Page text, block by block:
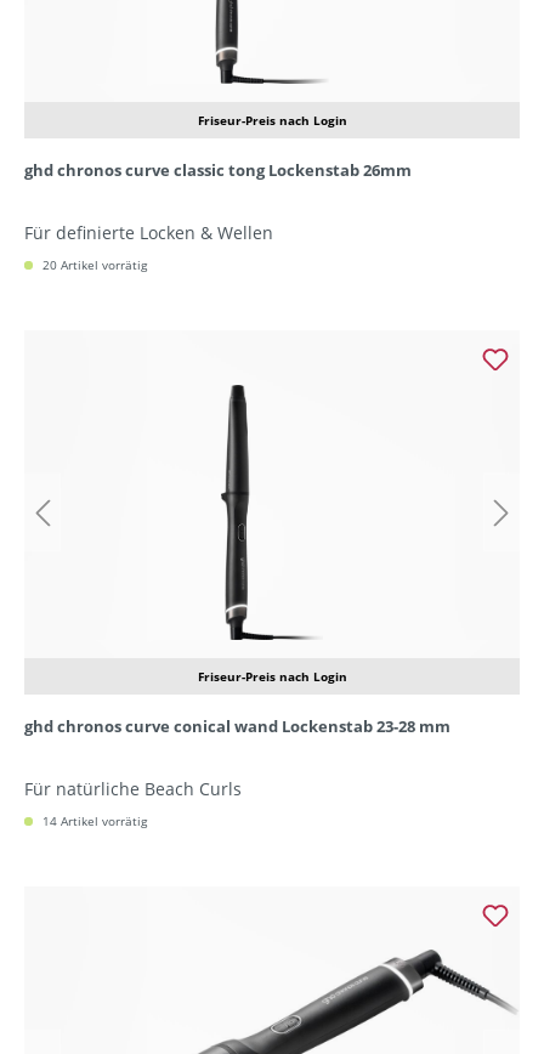
Friseur-Preis nach Login
ghd chronos curve classic tong Lockenstab 26mm
Für definierte Locken & Wellen
20 Artikel vorrätig
Friseur-Preis nach Login
ghd chronos curve conical wand Lockenstab 23-28 mm
Für natürliche Beach Curls
14 Artikel vorrätig